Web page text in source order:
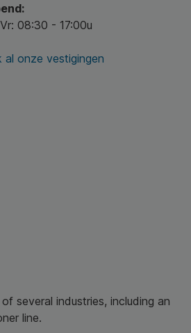
08:30 - 17:00u
al onze vestigingen
several industries, including an
line.